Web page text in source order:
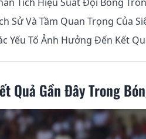
Sử Và Tầm Quan Trọng Của
Yếu Tố Ảnh Hưởng Đến Kết
Quả Gần Đây Trong